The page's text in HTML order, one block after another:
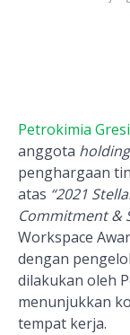
Petrokimia
anggota holding
penghargaan
atas “2021
Commitment &
Workspace
dengan
dilakukan oleh
menunjukkan
tempat kerja.